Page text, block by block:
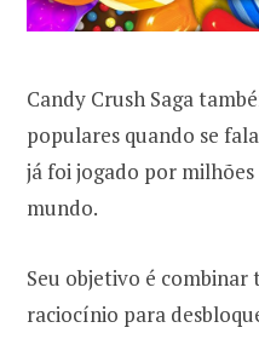
Candy Crush Saga
populares quando se
já foi jogado por
mundo.
Seu objetivo é combinar
raciocínio para